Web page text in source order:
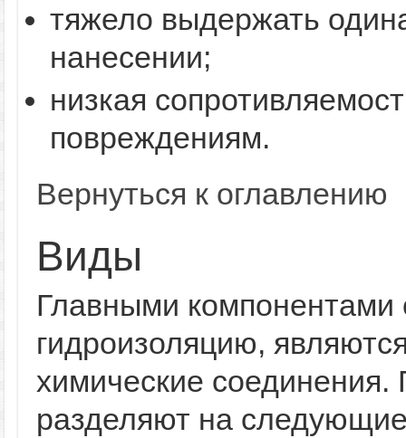
тяжело выдержать
нанесении;
низкая
повреждениям.
Вернуться к оглавлению
Виды
Главными
гидроизоляцию,
химические
разделяют на